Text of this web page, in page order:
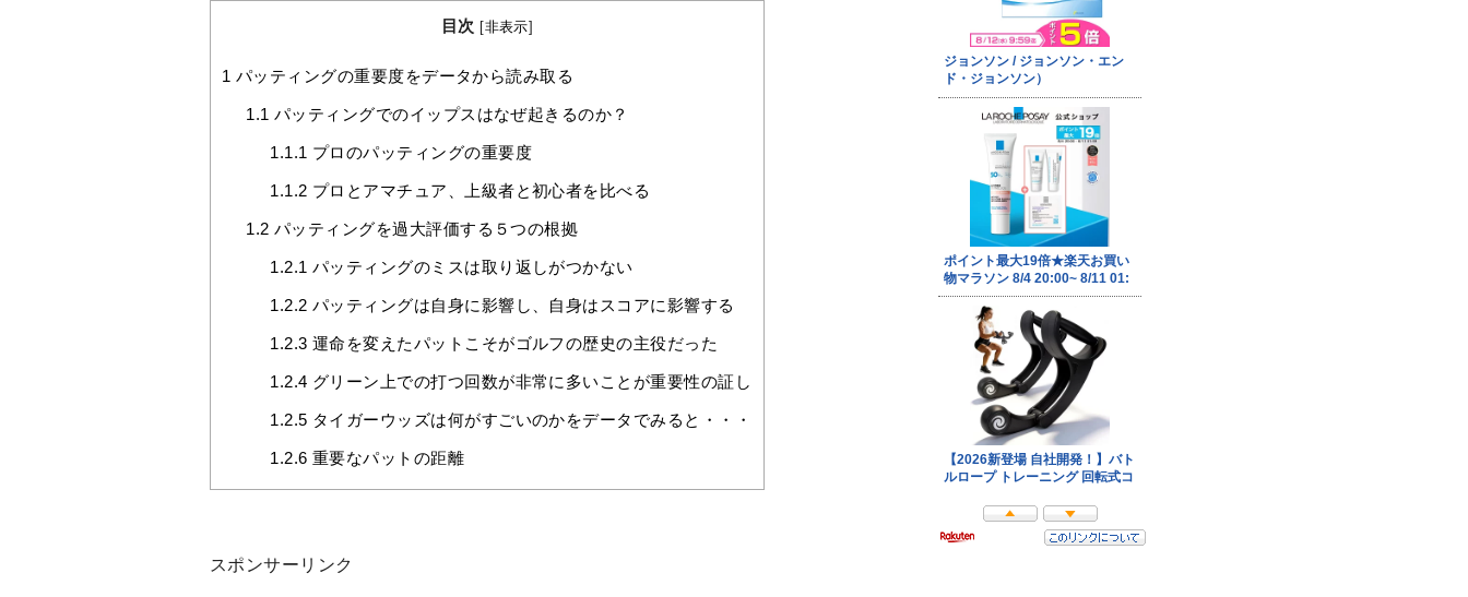
目次 [非表示]
1 パッティングの重要度をデータから読み取る
1.1 パッティングでのイップスはなぜ起きるのか？
1.1.1 プロのパッティングの重要度
1.1.2 プロとアマチュア、上級者と初心者を比べる
1.2 パッティングを過大評価する５つの根拠
1.2.1 パッティングのミスは取り返しがつかない
1.2.2 パッティングは自身に影響し、自身はスコアに影響する
1.2.3 運命を変えたパットこそがゴルフの歴史の主役だった
1.2.4 グリーン上での打つ回数が非常に多いことが重要性の証し
1.2.5 タイガーウッズは何がすごいのかをデータでみると・・・
1.2.6 重要なパットの距離
スポンサーリンク